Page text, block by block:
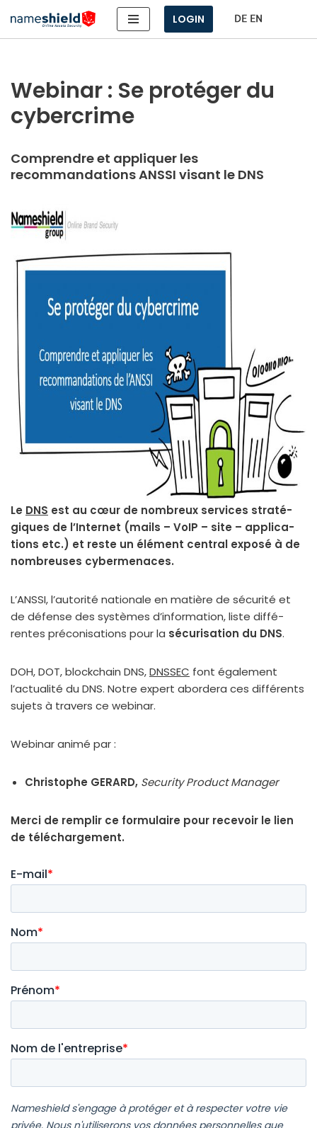
Aller
LOGIN
Webinar : Se protéger du
cybercrime
Comprendre et appliquer les
recommandations ANSSI visant le DNS
Le DNS est au cœur de nom­breux ser­vices stra­té­
giques de l’Internet (mails – VoIP – site – appli­ca­
tions etc.) et reste un élé­ment cen­tral expo­sé à de
nom­breuses cyber­me­naces.
L’ANSSI, l’au­to­ri­té natio­nale en matière de sécu­ri­té et
de défense des sys­tèmes d’in­for­ma­tion, liste dif­fé­
rentes pré­co­ni­sa­tions pour la sécu­ri­sa­tion du DNS.
DOH, DOT, blo­ck­chain DNS,DNSSEC font éga­le­ment
l’actualité du DNS. Notre expert abor­de­ra ces dif­fé­rents
sujets à tra­vers ce webi­nar.
Webinar ani­mé par :
Christophe GERARD, Security Product Manager
Merci de rem­plir ce for­mu­laire pour rece­voir le lien
de télé­char­ge­ment.